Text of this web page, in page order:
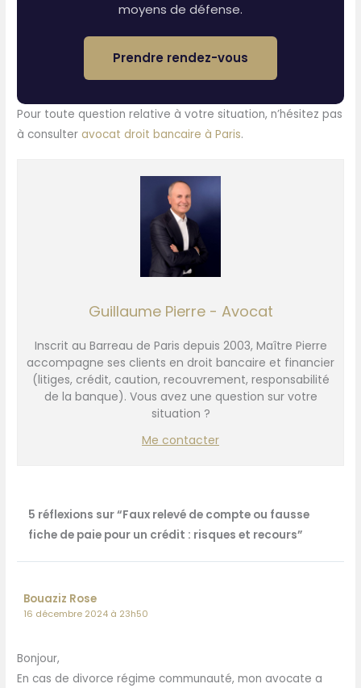
moyens de défense.
Prendre rendez-vous
Pour toute question relative à votre situation, n’hésitez pas
à consulteravocat droit bancaire à Paris.
Guillaume Pierre - Avocat
Inscrit au Barreau de Paris depuis 2003, Maître Pierre
accompagne ses clients en droit bancaire et financier
(litiges, crédit, caution, recouvrement, responsabilité
de la banque). Vous avez une question sur votre
situation ?
Me contacter
5 réflexions sur “Faux relevé de compte ou fausse
fiche de paie pour un crédit : risques et recours”
Bouaziz Rose
16 décembre 2024 à 23h50
Bonjour,
En cas de divorce régime communauté, mon avocate a